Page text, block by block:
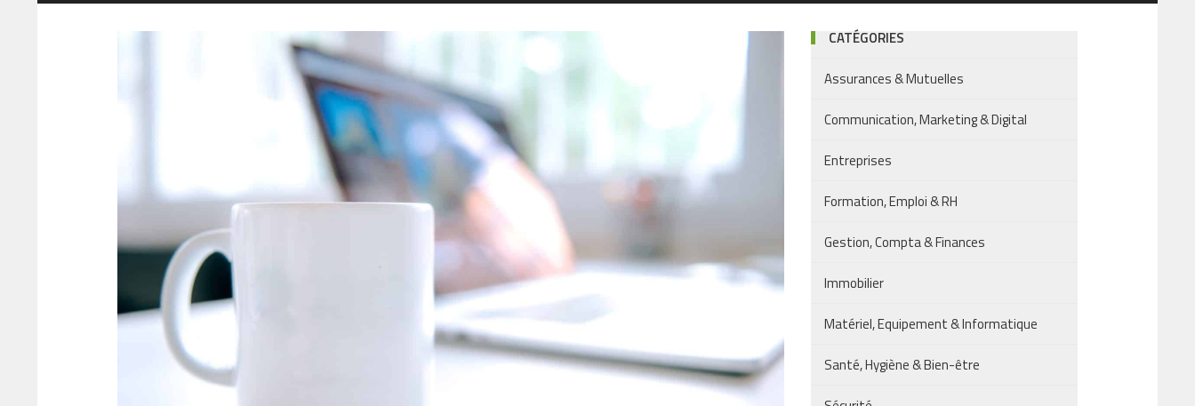
CATÉGORIES
Assurances & Mutuelles
Communication, Marketing & Digital
Entreprises
Formation, Emploi & RH
Gestion, Compta & Finances
Immobilier
Matériel, Equipement & Informatique
Santé, Hygiène & Bien-être